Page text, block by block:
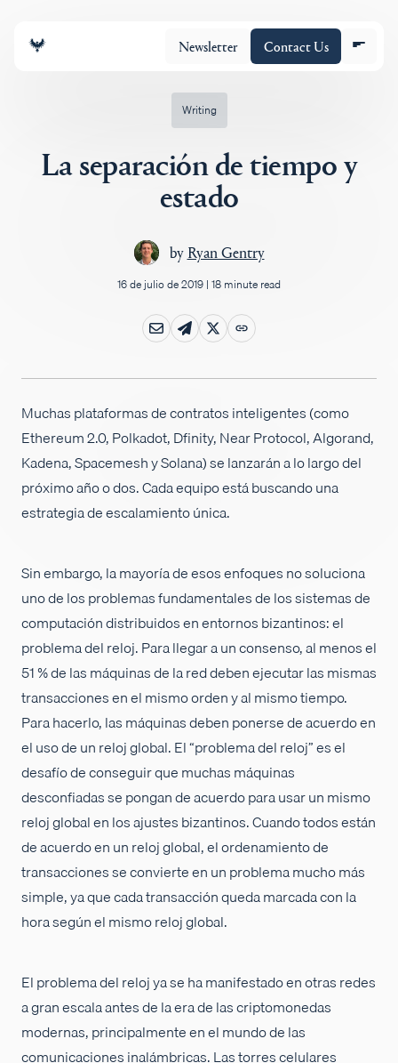
Newsletter Contact Us
Equipo
Policy
Empleos
Writing
La separación de tiempo y
estado
by Ryan Gentry
16 de julio de 2019 | 18 minute read
Muchas plataformas de contratos inteligentes (como
Ethereum 2.0, Polkadot, Dfinity, Near Protocol, Algorand,
Kadena, Spacemesh y Solana) se lanzarán a lo largo del
próximo año o dos. Cada equipo está buscando una
estrategia de escalamiento única.
Sin embargo, la mayoría de esos enfoques no soluciona
uno de los problemas fundamentales de los sistemas de
computación distribuidos en entornos bizantinos: el
problema del reloj. Para llegar a un consenso, al menos el
51 % de las máquinas de la red deben ejecutar las mismas
transacciones en el mismo orden y al mismo tiempo.
Para hacerlo, las máquinas deben ponerse de acuerdo en
el uso de un reloj global. El “problema del reloj” es el
desafío de conseguir que muchas máquinas
desconfiadas se pongan de acuerdo para usar un mismo
reloj global en los ajustes bizantinos. Cuando todos están
de acuerdo en un reloj global, el ordenamiento de
transacciones se convierte en un problema mucho más
simple, ya que cada transacción queda marcada con la
hora según el mismo reloj global.
El problema del reloj ya se ha manifestado en otras redes
a gran escala antes de la era de las criptomonedas
modernas, principalmente en el mundo de las
comunicaciones inalámbricas. Las torres celulares